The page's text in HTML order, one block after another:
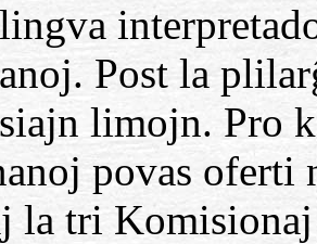
Post la
limojn. Pro
povas oferti
la tri